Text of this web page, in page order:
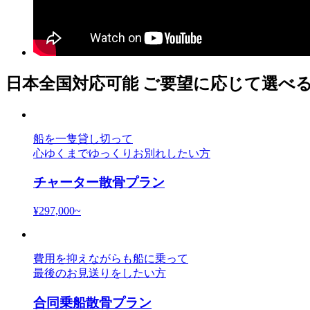
日本全国対応可能ご要望に応じて選べ
船を一隻貸し切って
心ゆくまでゆっくりお別れしたい方
チャーター散骨プラン
¥297,000~
費用を抑えながらも船に乗って
最後のお見送りをしたい方
合同乗船散骨プラン